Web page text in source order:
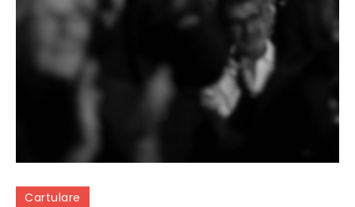
Cartulare